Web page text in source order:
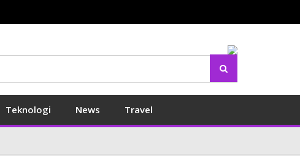
Search
Teknologi News Travel